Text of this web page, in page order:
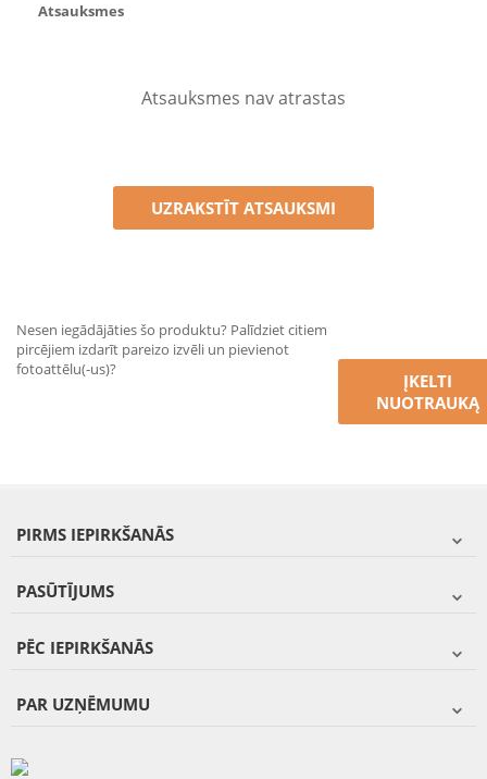
Atsauksmes
Atsauksmes nav atrastas
UZRAKSTĪT ATSAUKSMI
Nesen iegādājāties šo produktu? Palīdziet citiem
pircējiem izdarīt pareizo izvēli un pievienot
fotoattēlu(-us)?
ĮKELTI
NUOTRAUKĄ
PIRMS IEPIRKŠANĀS
PASŪTĪJUMS
PĒC IEPIRKŠANĀS
PAR UZŅĒMUMU